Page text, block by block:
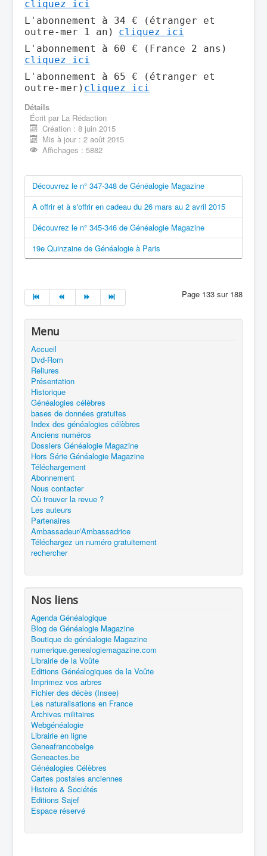
cliquez ici
L'abonnement à 34 € (étranger et
outre-mer 1 an)
cliquez ici
L'abonnement à 60 € (France 2 ans)
cliquez ici
L'abonnement à 65 € (étranger et
outre-mer) cliquez ici
Détails
Écrit par La Rédaction
Création : 8 juin 2015
Mis à jour : 2 août 2015
Affichages : 5882
Découvrez le n° 347-348 de Généalogie Magazine
A offrir et à s'offrir en cadeau du 26 mars au 2 avril 2015
Découvrez le n° 345-346 de Généalogie Magazine
19e Quinzaine de Généalogie à Paris
Page 133 sur 188
Menu
Accueil
Dvd-Rom
Reliures
Présentation
Historique
Généalogies célèbres
bases de données gratuites
Index des généalogies célèbres
Anciens numéros
Dossiers Généalogie Magazine
Hors Série Généalogie Magazine
Téléchargement
Abonnement
Nous contacter
Où trouver la revue ?
Les auteurs
Partenaires
Ambassadeur/Ambassadrice
Téléchargez un numéro gratuitement
rechercher
Nos liens
Agenda Généalogique
Blog de Généalogie Magazine
Boutique de généalogie Magazine
numerique.genealogiemagazine.com
Librairie de la Voûte
Editions Généalogiques de la Voûte
Imprimez vos arbres
Fichier des décès (Insee)
Les naturalisations en France
Archives militaires
Webgénéalogie
Librairie en ligne
Geneafrancobelge
Geneactes.be
Généalogies Célèbres
Cartes postales anciennes
Histoire & Sociétés
Editions Sajef
Espace réservé